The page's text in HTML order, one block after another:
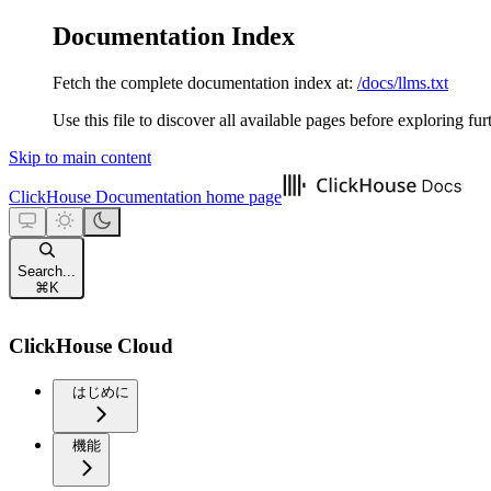
Documentation Index
Fetch the complete documentation index at: /docs/llms.txt
Use this file to discover all available pages before exploring
Skip to main content
ClickHouse Documentation home page
Search...
⌘ K
ClickHouse Cloud
はじめに
機能